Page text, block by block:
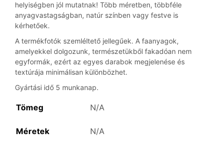
helyiségben jól mutatnak! Több méretben, többféle
anyagvastagságban, natúr színben vagy festve is
kérhetőek.
A termékfotók szemléltető jellegűek. A faanyagok,
amelyekkel dolgozunk, természetükből fakadóan nem
egyformák, ezért az egyes darabok megjelenése és
textúrája minimálisan különbözhet.
Gyártási idő 5 munkanap.
Tömeg N/A
Méretek N/A